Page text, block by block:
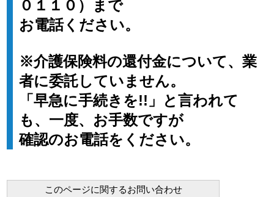
０１１０）まで
お電話ください。
※介護保険料の還付金について、業
者に委託していません。
「早急に手続きを!!」と言われて
も、一度、お手数ですが
確認のお電話をください。
このページに関するお問い合わせ